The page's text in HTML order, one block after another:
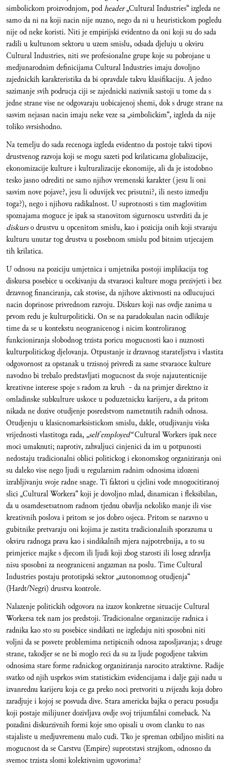
simbolickom proizvodnjom, podheader„Cultural Industries“ izgleda ne
samo da ni na koji nacin nije nuzno, nego da ni u heuristickom pogledu
nije od neke koristi. Niti je empirijski evidentno da oni koji su do sada
radili u kultunom sektoru u uzem smislu, odsada djeluju u okviru
Cultural Industries, niti sve profesionalne grupe koje su pobrojane u
medjunarodnim definicijama Cultural Industries imaju dovoljno
zajednickih karakteristika da bi opravdale takvu klasifikaciju. A jedno
sazimanje svih podrucja ciji se zajednicki nazivnik sastoji u tome da s
jedne strane vise ne odgovaraju uobicajenoj shemi, dok s druge strane na
sasvim nejasan nacin imaju neke veze sa „simbolickim“, izgleda da nije
toliko svrsishodno.
Na temelju do sada recenoga izgleda evidentno da postoje takvi tipovi
drustvenog razvoja koji se mogu sazeti pod krilaticama globalizacije,
ekonomizacije kulture i kulturalizacije ekonomije, ali da je istodobno
tesko jasno odrediti ne samo njihov vremenski karakter (jesu li oni
sasvim nove pojave?, jesu li oduvijek vec prisutni?, ili nesto izmedju
toga?), nego i njihovu radikalnost. U suprotnosti s tim maglovitim
spoznajama moguce je ipak sa stanovitom sigurnoscu ustvrditi da je
diskurso drustvu u opcenitom smislu, kao i pozicija onih koji stvaraju
kulturu unutar tog drustva u posebnom smislu pod bitnim utjecajem
tih krilatica.
U odnosu na poziciju umjetnica i umjetnika postoji implikacija tog
diskursa posebice u ocekivanju da stvaraoci kulture mogu prezivjeti i bez
drzavnog financiranja, cak stovise, da njihove aktivnosti na odlucujuci
nacin doprinose privrednom razvoju. Diskurs koji nas ovdje zanima u
prvom redu je kulturpoliticki. On se na paradoksalan nacin odlikuje
time da se u kontekstu neogranicenog i nicim kontroliranog
funkcioniranja slobodnog trzista poricu mogucnosti kao i nuznosti
kulturpolitickog djelovanja. Otpustanje iz drzavnog starateljstva i vlastita
odgovornost za opstanak u trzisnoj privredi za same stvaraoce kulture
navodno bi trebalo predstavljati mogucnost da svoje najautenticnije
kreativne interese spoje s radom za kruh - da na primjer direktno iz
omladinske subkulture uskoce u poduzetnicku karijeru, a da pritom
nikada ne dozive otudjenje posredstvom nametnutih radnih odnosa.
Otudjenju u klasicnomarksistickom smislu, dakle, otudjivanju viska
vrijednosti vlastitoga rada, „self employed“Cultural Workers ipak nece
moci umaknuti; naprotiv, zahvaljuci cinjenici da im u potpunosti
nedostaju tradicionalni oblici politickog i ekonomskog organiziranja oni
su daleko vise nego ljudi u regularnim radnim odnosima izlozeni
izrabljivanju svoje radne snage. Ti faktori u cjelini vode mnogocitiranoj
slici „Cultural Workera“ koji je dovoljno mlad, dinamican i fleksibilan,
da u osamdesetsatnom radnom tjednu obavlja nekoliko manje ili vise
kreativnih poslova i pritom se jos dobro osjeca. Pritom se naravno u
gubitnike pretvaraju oni kojima je zastita tradicionalnih sporazuma u
okviru radnoga prava kao i sindikalnih mjera najpotrebnija, a to su
primjerice majke s djecom ili ljudi koji zbog starosti ili loseg zdravlja
nisu sposobni za neograniceni angazman na poslu. Time Cultural
Industries postaju prototipski sektor „autonomnog otudjenja“
(Hardt/Negri) drustva kontrole.
Nalazenje politickih odgovora na izazov konkretne situacije Cultural
Workersa tek nam jos predstoji. Tradicionalne organizacije radnica i
radnika kao sto su posebice sindikati ne izgledaju niti sposobni niti
voljni da se posvete problemima netipicnih odnosa zaposljavanja; s druge
strane, takodjer se ne bi moglo reci da su za ljude pogodjene takvim
odnosima stare forme radnickog organiziranja narocito atraktivne. Radije
svatko od njih usprkos svim statistickim evidencijama i dalje gaji nadu u
izvanrednu karijeru koja ce ga preko noci pretvoriti u zvijezdu koja dobro
zaradjuje i kojoj se posvuda dive. Stara americka bajka o peracu posudja
koji postaje milijuner dozivljava ovdje svoj trijumfalni comeback. Na
pozadini diskurzivnih formi koje smo opisali u ovom clanku to nas
stajaliste u medjuvremenu malo cudi. Tko je spreman ozbiljno misliti na
mogucnost da se Carstvu (Empire) suprotstavi strajkom, odnosno da
svemoc trzista slomi kolektivnim ugovorima?